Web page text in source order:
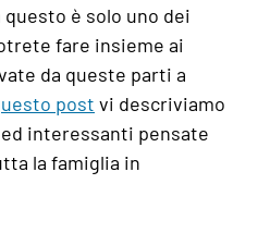
questo è solo uno dei
fare insieme ai
da queste parti a
post vi descriviamo
interessanti pensate
la famiglia in